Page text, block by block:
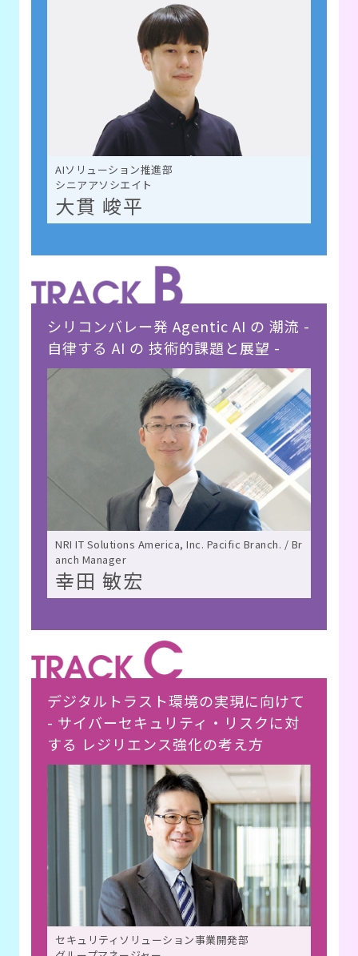
AIソリューション推進部
シニアアソシエイト
大貫 峻平
シリコンバレー発 Agentic AI の 潮流 -
自律する AI の 技術的課題と展望 -
NRI IT Solutions America, Inc. Pacific Branch. / Br
anch Manager
幸田 敏宏
デジタルトラスト環境の実現に向けて
- サイバーセキュリティ・リスクに対
する レジリエンス強化の考え方
セキュリティソリューション事業開発部